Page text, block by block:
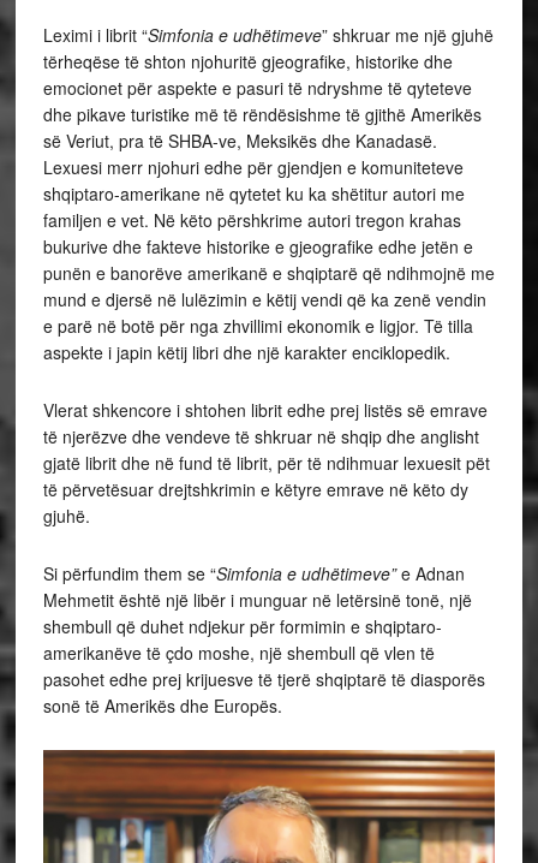
Leximi i librit “Simfonia e udhëtimeve” shkruar me një gjuhë
tërheqëse të shton njohuritë gjeografike, historike dhe
emocionet për aspekte e pasuri të ndryshme të qyteteve
dhe pikave turistike më të rëndësishme të gjithë Amerikës
së Veriut, pra të SHBA-ve, Meksikës dhe Kanadasë.
Lexuesi merr njohuri edhe për gjendjen e komuniteteve
shqiptaro-amerikane në qytetet ku ka shëtitur autori me
familjen e vet. Në këto përshkrime autori tregon krahas
bukurive dhe fakteve historike e gjeografike edhe jetën e
punën e banorëve amerikanë e shqiptarë që ndihmojnë me
mund e djersë në lulëzimin e këtij vendi që ka zenë vendin
e parë në botë për nga zhvillimi ekonomik e ligjor. Të tilla
aspekte i japin këtij libri dhe një karakter enciklopedik.
Vlerat shkencore i shtohen librit edhe prej listës së emrave
të njerëzve dhe vendeve të shkruar në shqip dhe anglisht
gjatë librit dhe në fund të librit, për të ndihmuar lexuesit pët
të përvetësuar drejtshkrimin e këtyre emrave në këto dy
gjuhë.
Si përfundim them se “Simfonia e udhëtimeve”e Adnan
Mehmetit është një libër i munguar në letërsinë tonë, një
shembull që duhet ndjekur për formimin e shqiptaro-
amerikanëve të çdo moshe, një shembull që vlen të
pasohet edhe prej krijuesve të tjerë shqiptarë të diasporës
sonë të Amerikës dhe Europës.